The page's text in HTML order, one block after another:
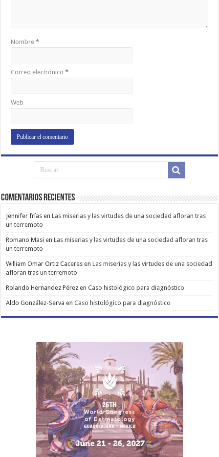
Nombre*
Correo electrónico*
Web
Comentarios Recientes
Jennifer frías enLas miserias y las virtudes de una sociedad afloran tras
un terremoto
Romano Masi enLas miserias y las virtudes de una sociedad afloran tras
un terremoto
William Omar Ortiz Caceres enLas miserias y las virtudes de una sociedad
afloran tras un terremoto
Rolando Hernandez Pérez enCaso histológico para diagnóstico
Aldo González-Serva enCaso histológico para diagnóstico